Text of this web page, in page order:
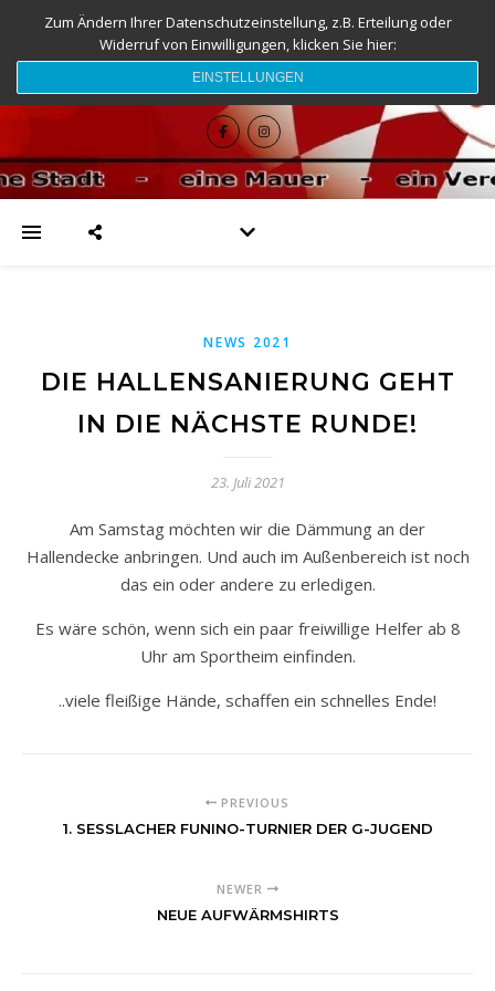
djk-fc-sesslach.de
NEWS 2021
DIE HALLENSANIERUNG GEHT
IN DIE NÄCHSTE RUNDE!
23. Juli 2021
Am Samstag möchten wir die Dämmung an der
Hallendecke anbringen. Und auch im Außenbereich ist noch
das ein oder andere zu erledigen.
Es wäre schön, wenn sich ein paar freiwillige Helfer ab 8
Uhr am Sportheim einfinden.
..viele fleißige Hände, schaffen ein schnelles Ende!
PREVIOUS
1. SESSLACHER FUNINO-TURNIER DER G-JUGEND
NEWER
NEUE AUFWÄRMSHIRTS
Zum Ändern Ihrer Datenschutzeinstellung, z.B. Erteilung oder
Widerruf von Einwilligungen, klicken Sie hier:
EINSTELLUNGEN